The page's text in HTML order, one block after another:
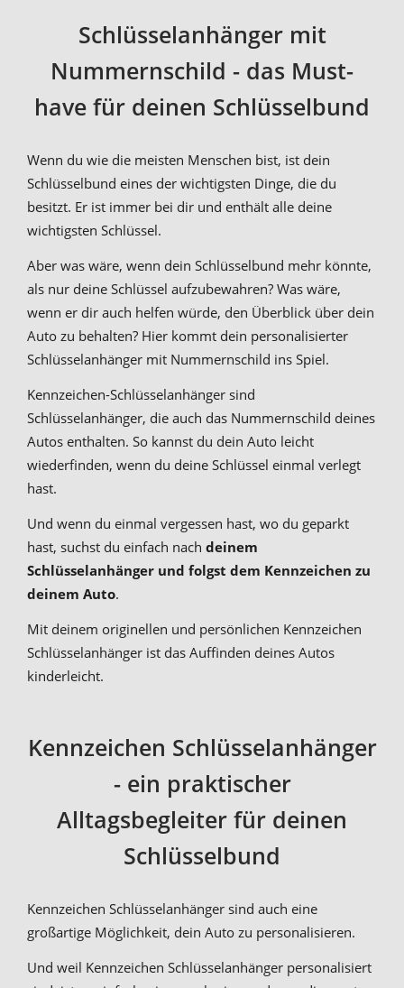
Schlüsselanhänger mit
Nummernschild - das Must-
have für deinen Schlüsselbund
Wenn du wie die meisten Menschen bist, ist dein
Schlüsselbund eines der wichtigsten Dinge, die du
besitzt. Er ist immer bei dir und enthält alle deine
wichtigsten Schlüssel.
Aber was wäre, wenn dein Schlüsselbund mehr könnte,
als nur deine Schlüssel aufzubewahren? Was wäre,
wenn er dir auch helfen würde, den Überblick über dein
Auto zu behalten? Hier kommt dein personalisierter
Schlüsselanhänger mit Nummernschild ins Spiel.
Kennzeichen-Schlüsselanhänger sind
Schlüsselanhänger, die auch das Nummernschild deines
Autos enthalten. So kannst du dein Auto leicht
wiederfinden, wenn du deine Schlüssel einmal verlegt
hast.
Und wenn du einmal vergessen hast, wo du geparkt
hast, suchst du einfach nach deinem
Schlüsselanhänger und folgst dem Kennzeichen zu
deinem Auto.
Mit deinem originellen und persönlichen Kennzeichen
Schlüsselanhänger ist das Auffinden deines Autos
kinderleicht.
Kennzeichen Schlüsselanhänger
- ein praktischer
Alltagsbegleiter für deinen
Schlüsselbund
Kennzeichen Schlüsselanhänger sind auch eine
großartige Möglichkeit, dein Auto zu personalisieren.
Und weil Kennzeichen Schlüsselanhänger personalisiert